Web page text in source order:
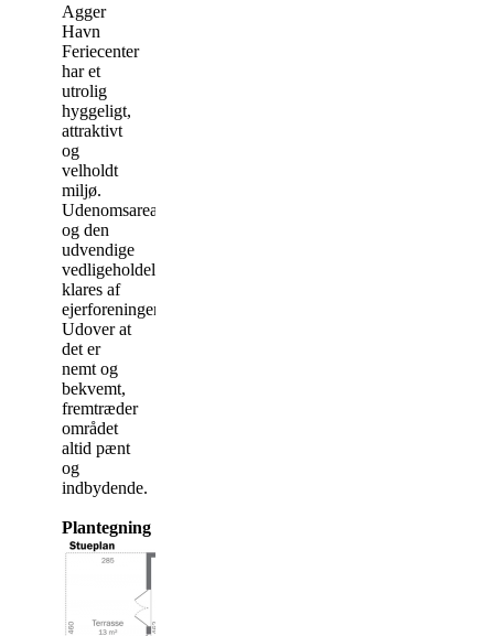
Agger
Havn
Feriecenter
har et
utrolig
hyggeligt,
attraktivt
og
velholdt
miljø.
Udenomsarealer
og den
udvendige
vedligeholdelse
klares af
ejerforeningen.
Udover at
det er
nemt og
bekvemt,
fremtræder
området
altid pænt
og
indbydende.
Plantegning